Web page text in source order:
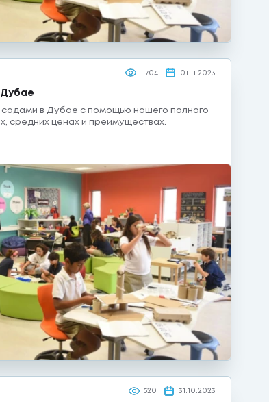
1,704 01.11.2023
Дубае
садами в Дубае с помощью нашего полного
средних ценах и преимуществах.
520 31.10.2023